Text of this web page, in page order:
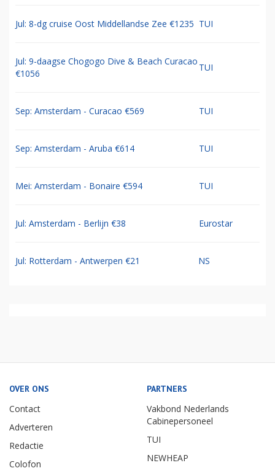
Jul: 8-dg cruise Oost Middellandse Zee €1235 TUI
Jul: 9-daagse Chogogo Dive & Beach Curacao
€1056
TUI
Sep: Amsterdam - Curacao €569 TUI
Sep: Amsterdam - Aruba €614 TUI
Mei: Amsterdam - Bonaire €594 TUI
Jul: Amsterdam - Berlijn €38 Eurostar
Jul: Rotterdam - Antwerpen €21 NS
OVER ONS
Contact
Adverteren
Redactie
Colofon
PARTNERS
Vakbond Nederlands
Cabinepersoneel
TUI
NEWHEAP